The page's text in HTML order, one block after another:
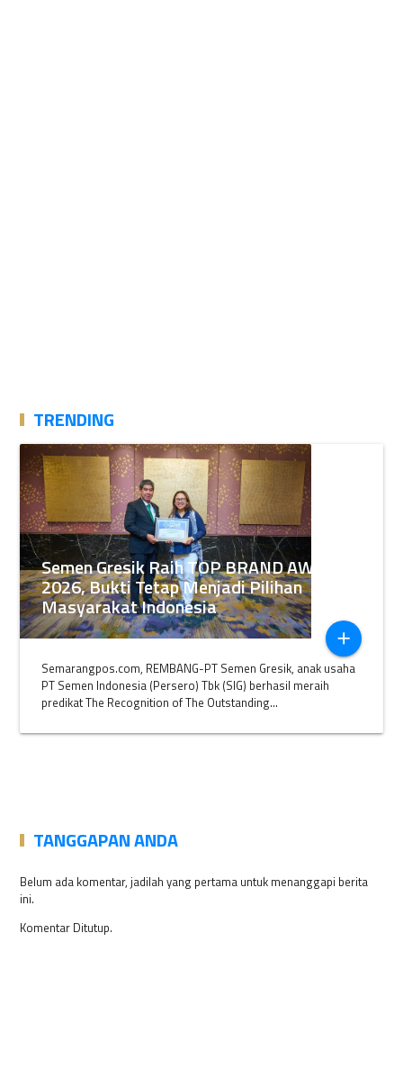
TRENDING
Semen Gresik Raih TOP BRAND AWARDS
2026, Bukti Tetap Menjadi Pilihan
Masyarakat Indonesia
add
Semarangpos.com, REMBANG-PT Semen Gresik, anak usaha
PT Semen Indonesia (Persero) Tbk (SIG) berhasil meraih
predikat The Recognition of The Outstanding...
TANGGAPAN ANDA
Belum ada komentar, jadilah yang pertama untuk menanggapi berita
ini.
Komentar Ditutup.